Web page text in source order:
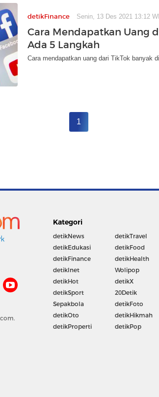
detikFinance Senin, 13 Des 2021 13:12
Cara Mendapatkan Uang
Ada 5 Langkah
Cara mendapatkan uang dari TikTok banyak
1
Kategori
detikNews
detikEdukasi
detikFinance
detikInet
detikHot
detikSport
Sepakbola
detikOto
detikProperti
detikTravel
detikFood
detikHealth
Wolipop
detikX
20Detik
detikFoto
detikHikmah
detikPop